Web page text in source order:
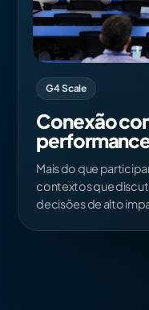
G4 Scale
Conexão
Mais do que
contextos que
decisões de alto